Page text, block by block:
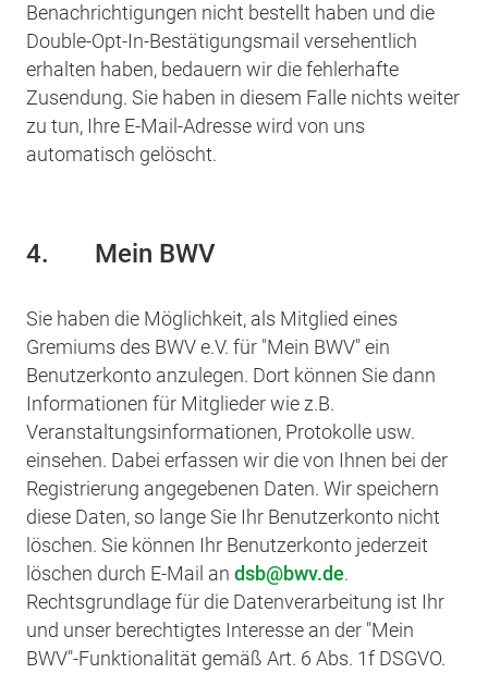
Benachrichtigungen nicht bestellt haben und die
Double-Opt-In-Bestätigungsmail versehentlich
erhalten haben, bedauern wir die fehlerhafte
Zusendung. Sie haben in diesem Falle nichts weiter
zu tun, Ihre E-Mail-Adresse wird von uns
automatisch gelöscht.
4. Mein BWV
Sie haben die Möglichkeit, als Mitglied eines
Gremiums des BWV e.V. für "Mein BWV" ein
Benutzerkonto anzulegen. Dort können Sie dann
Informationen für Mitglieder wie z.B.
Veranstaltungsinformationen, Protokolle usw.
einsehen. Dabei erfassen wir die von Ihnen bei der
Registrierung angegebenen Daten. Wir speichern
diese Daten, so lange Sie Ihr Benutzerkonto nicht
löschen. Sie können Ihr Benutzerkonto jederzeit
löschen durch E-Mail an dsb bwv.de.
Rechtsgrundlage für die Datenverarbeitung ist Ihr
und unser berechtigtes Interesse an der "Mein
BWV"-Funktionalität gemäß Art. 6 Abs. 1f DSGVO.